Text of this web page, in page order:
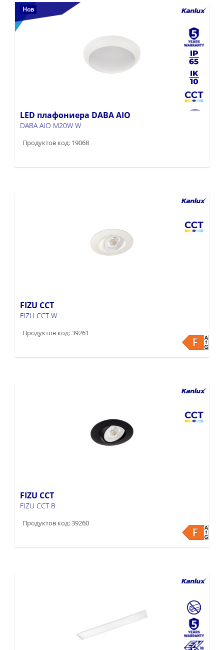
Нов
LED плафониера DABA AIO
DABA AIO M20W W
Продуктов код: 19068
FIZU CCT
FIZU CCT W
Продуктов код: 39261
FIZU CCT
FIZU CCT B
Продуктов код: 39260